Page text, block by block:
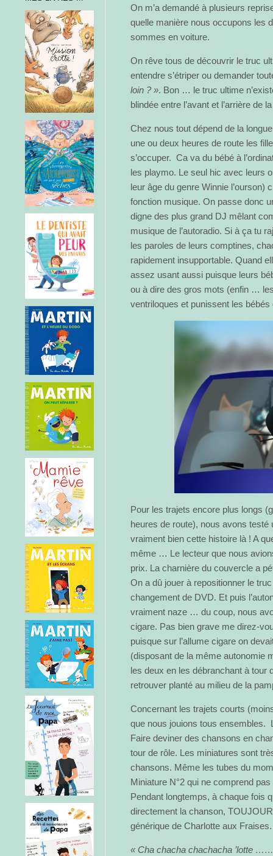
On m’a demandé à plusieurs
quelle manière nous occupons les
sommes en voiture.
On rêve tous de découvrir le truc
entendre s’étriper ou demander
loin ? ». Bon … le truc ultime
blindée entre l’avant et l’arrière de
Chez nous tout dépend de la
une ou deux heures de route les
s’occuper. Ca va du bébé à
les playmo. Le seul hic avec leurs
leur âge du genre Winnie l’ourson)
fonction musique. On passe donc
digne des plus grand DJ mêlant
musique de l’autoradio. Si à ça tu
les paroles de leurs comptines,
rapidement insupportable. Quand
assez usant aussi puisque leurs
ou à dire des gros mots (enfin …
ventriloques et punissent les
Pour les trajets encore plus longs
heures de route), nous avons testé
vraiment bien cette histoire là ! A
même … Le lecteur que nous
prix. La charnière du couvercle a
On a dû jouer à repositionner le
changement de DVD. Et puis
vraiment naze … du coup, nous
cigare. Pas bien grave me direz-
puisque sur l’allume cigare on
(disposant de la même autonomie
les deux en les débranchant à tour
retrouver planté au milieu de la
Concernant les trajets courts
que nous jouions tous ensembles.
Faire deviner des chansons en
tour de rôle. Les miniatures sont
chansons. Même les tubes du
Miniature N°2 qui ne comprend
Pendant longtemps, à chaque fois
directement la chanson,
générique de Charlotte aux Fraises.
« Cha chacha chachacha ’lotte